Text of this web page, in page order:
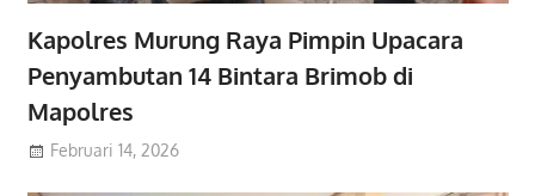
Kapolres Murung Raya Pimpin Upacara
Penyambutan 14 Bintara Brimob di
Mapolres
Februari 14, 2026